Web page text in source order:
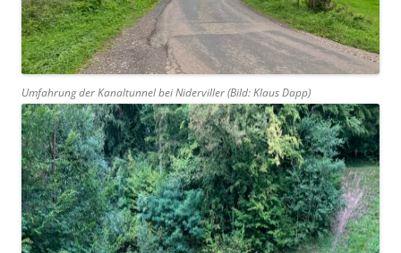
Umfahrung der Kanaltunnel bei Niderviller (Bild: Klaus Dapp)